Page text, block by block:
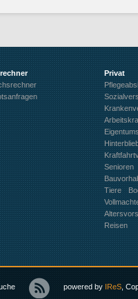
Privat
Senioren
Tiere
Reisen
powered by IReS ,